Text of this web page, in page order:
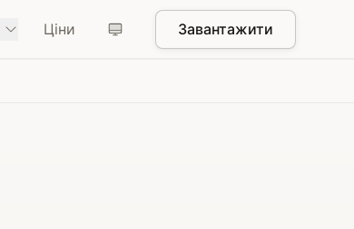
Ціни Завантажити